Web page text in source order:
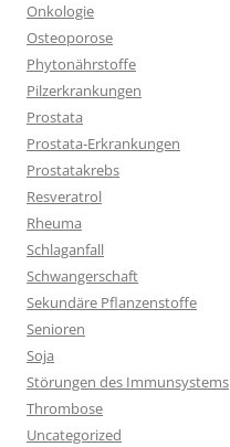
Onkologie
Osteoporose
Phytonährstoffe
Pilzerkrankungen
Prostata
Prostata-Erkrankungen
Prostatakrebs
Resveratrol
Rheuma
Schlaganfall
Schwangerschaft
Sekundäre Pflanzenstoffe
Senioren
Soja
Störungen des Immunsystems
Thrombose
Uncategorized